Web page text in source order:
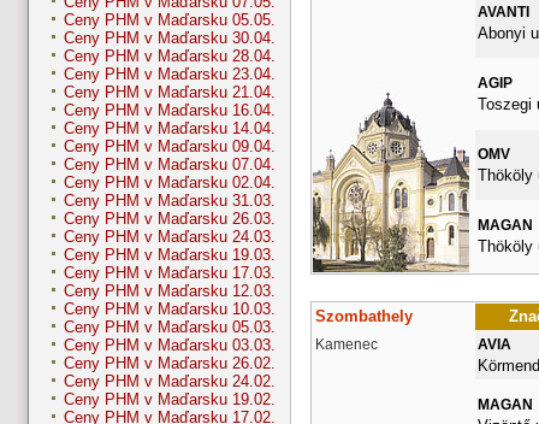
Ceny PHM v Maďarsku 05.05.
Ceny PHM v Maďarsku 30.04.
Ceny PHM v Maďarsku 28.04.
Ceny PHM v Maďarsku 23.04.
Ceny PHM v Maďarsku 21.04.
Ceny PHM v Maďarsku 16.04.
Ceny PHM v Maďarsku 14.04.
Ceny PHM v Maďarsku 09.04.
Ceny PHM v Maďarsku 07.04.
Ceny PHM v Maďarsku 02.04.
Ceny PHM v Maďarsku 31.03.
Ceny PHM v Maďarsku 26.03.
Ceny PHM v Maďarsku 24.03.
Ceny PHM v Maďarsku 19.03.
Ceny PHM v Maďarsku 17.03.
Ceny PHM v Maďarsku 12.03.
Ceny PHM v Maďarsku 10.03.
Ceny PHM v Maďarsku 05.03.
Ceny PHM v Maďarsku 03.03.
Ceny PHM v Maďarsku 26.02.
Ceny PHM v Maďarsku 24.02.
Ceny PHM v Maďarsku 19.02.
Ceny PHM v Maďarsku 17.02.
AVANTI
Abonyi
AGIP
Toszegi
OMV
Thököly
MAGAN
Thököly
Szombathely
Kamenec AVIA
MAGAN